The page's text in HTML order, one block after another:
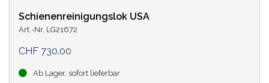
Schienenreinigungslok USA
Art.-Nr. LG21672
CHF 730.00
Ab Lager, sofort lieferbar